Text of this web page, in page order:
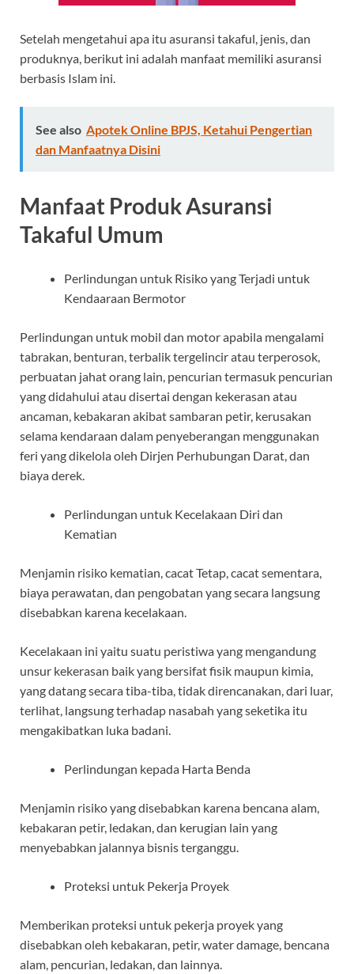
Setelah mengetahui apa itu asuransi takaful, jenis, dan
produknya, berikut ini adalah manfaat memiliki asuransi
berbasis Islam ini.
See also Apotek Online BPJS, Ketahui Pengertian
dan Manfaatnya Disini
Manfaat Produk Asuransi
Takaful Umum
Perlindungan untuk Risiko yang Terjadi untuk
Kendaaraan Bermotor
Perlindungan untuk mobil dan motor apabila mengalami
tabrakan, benturan, terbalik tergelincir atau terperosok,
perbuatan jahat orang lain, pencurian termasuk pencurian
yang didahului atau disertai dengan kekerasan atau
ancaman, kebakaran akibat sambaran petir, kerusakan
selama kendaraan dalam penyeberangan menggunakan
feri yang dikelola oleh Dirjen Perhubungan Darat, dan
biaya derek.
Perlindungan untuk Kecelakaan Diri dan
Kematian
Menjamin risiko kematian, cacat Tetap, cacat sementara,
biaya perawatan, dan pengobatan yang secara langsung
disebabkan karena kecelakaan.
Kecelakaan ini yaitu suatu peristiwa yang mengandung
unsur kekerasan baik yang bersifat fisik maupun kimia,
yang datang secara tiba-tiba, tidak direncanakan, dari luar,
terlihat, langsung terhadap nasabah yang seketika itu
mengakibatkan luka badani.
Perlindungan kepada Harta Benda
Menjamin risiko yang disebabkan karena bencana alam,
kebakaran petir, ledakan, dan kerugian lain yang
menyebabkan jalannya bisnis terganggu.
Proteksi untuk Pekerja Proyek
Memberikan proteksi untuk pekerja proyek yang
disebabkan oleh kebakaran, petir, water damage, bencana
alam, pencurian, ledakan, dan lainnya.